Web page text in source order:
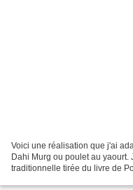
Voici une réalisation que j'ai
Dahi Murg ou poulet au yaourt.
traditionnelle tirée du livre de